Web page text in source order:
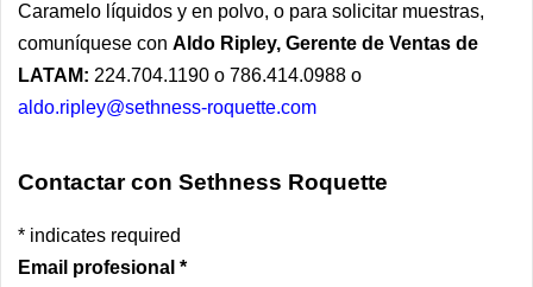
Caramelo líquidos y en polvo, o para solicitar muestras,
comuníquese con Aldo Ripley, Gerente de Ventas de
LATAM: 224.704.1190 o 786.414.0988 o
aldo.ripley@sethness-roquette.com
Contactar con Sethness Roquette
* indicates required
Email profesional *